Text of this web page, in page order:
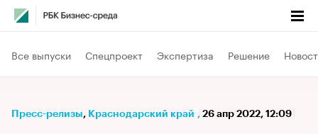
Все выпуски Спецпроект Экспертиза Решение
Пресс-релизы⁠, Краснодарский край , 26 апр 2022, 12:09